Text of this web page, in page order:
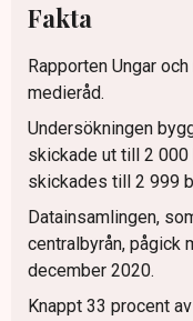
Fakta
Rapporten Ungar
medieråd.
Undersökningen
skickade ut till 2 000
skickades till 2 999
Datainsamlingen,
centralbyrån, pågick
december 2020.
Knappt 33 procent